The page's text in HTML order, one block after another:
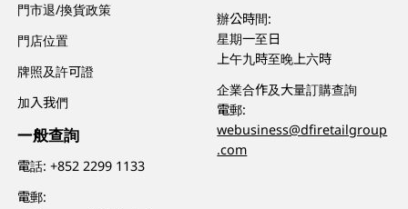
門市退/換貨政策
門店位置
牌照及許可證
加入我們
一般查詢
電話:+852 2299 1133
電郵:
辦公時間:
星期一至日
上午九時至晚上六時
企業合作及大量訂購查詢
電郵:
webusiness@dfiretailgroup
.com